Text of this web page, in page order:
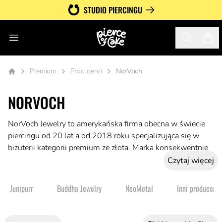
STUDIO PIERCINGU
Otwórz menu
Premium Producenci NorVoch
NORVOCH
NorVoch Jewelry to amerykańska firma obecna w świecie
piercingu od 20 lat a od 2018 roku specjalizująca się w
biżuterii kategorii premium ze złota. Marka konsekwentnie
stawia na unikatowe i nowoczesne wzornictwo w imię
To docenienie indywidualizmu w połączeniu ze
sprawia, że wzory NorVoch są ikonami stylu.
Czytaj więcej
Junipurr Buddha Jewelry NeoMetal Inni producenci